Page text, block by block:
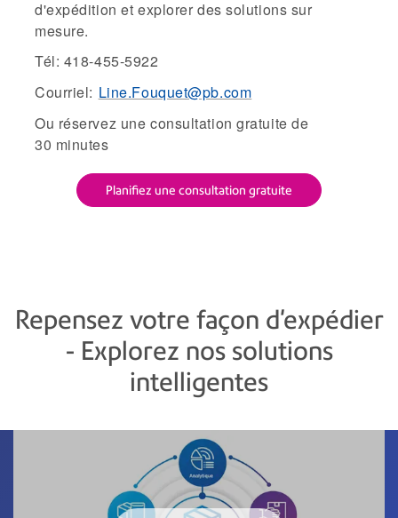
d'expédition et explorer des solutions sur
mesure.
Tél: 418-455-5922
Courriel: Line.Fouquet@pb.com
Ou réservez une consultation gratuite de
30 minutes
Planifiez une consultation gratuite
Repensez votre façon d'expédier
- Explorez nos solutions
intelligentes